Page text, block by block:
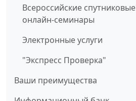
Всероссийские спутниковые
онлайн-семинары
Электронные услуги
"Экспресс Проверка"
Ваши преимущества